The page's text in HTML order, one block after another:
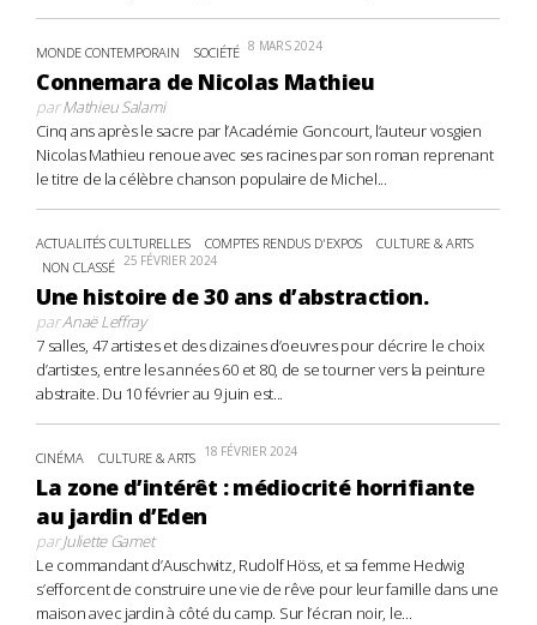
MONDE CONTEMPORAIN SOCIÉTÉ 8 MARS 2024
Connemara de Nicolas Mathieu
parMathieu Salami
Cinq ans après le sacre par l’Académie Goncourt, l’auteur vosgien
Nicolas Mathieu renoue avec ses racines par son roman reprenant
le titre de la célèbre chanson populaire de Michel...
ACTUALITÉS CULTURELLES COMPTES RENDUS D'EXPOS
CULTURE & ARTS
NON CLASSÉ 25 FÉVRIER 2024
Une histoire de 30 ans d’abstraction.
parAnaë Leffray
7 salles, 47 artistes et des dizaines d’oeuvres pour décrire le choix
d’artistes, entre les années 60 et 80, de se tourner vers la peinture
abstraite. Du 10 février au 9 juin est...
CINÉMA CULTURE & ARTS 18 FÉVRIER 2024
La zone d’intérêt : médiocrité horrifiante
au jardin d’Eden
parJuliette Gamet
Le commandant d’Auschwitz, Rudolf Höss, et sa femme Hedwig
s’efforcent de construire une vie de rêve pour leur famille dans une
maison avec jardin à côté du camp. Sur l’écran noir, le...